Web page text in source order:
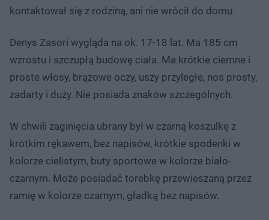
kontaktował się z rodziną, ani nie wrócił do domu.
Denys Zasori wygląda na ok. 17-18 lat. Ma 185 cm
wzrostu i szczupłą budowę ciała. Ma krótkie ciemne i
proste włosy, brązowe oczy, uszy przyległe, nos prosty,
zadarty i duży. Nie posiada znaków szczególnych.
W chwili zaginięcia ubrany był w czarną koszulkę z
krótkim rękawem, bez napisów, krótkie spodenki w
kolorze cielistym, buty sportowe w kolorze biało-
czarnym. Może posiadać torebkę przewieszaną przez
ramię w kolorze czarnym, gładką bez napisów.